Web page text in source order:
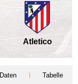
Atletico
Daten Tabelle